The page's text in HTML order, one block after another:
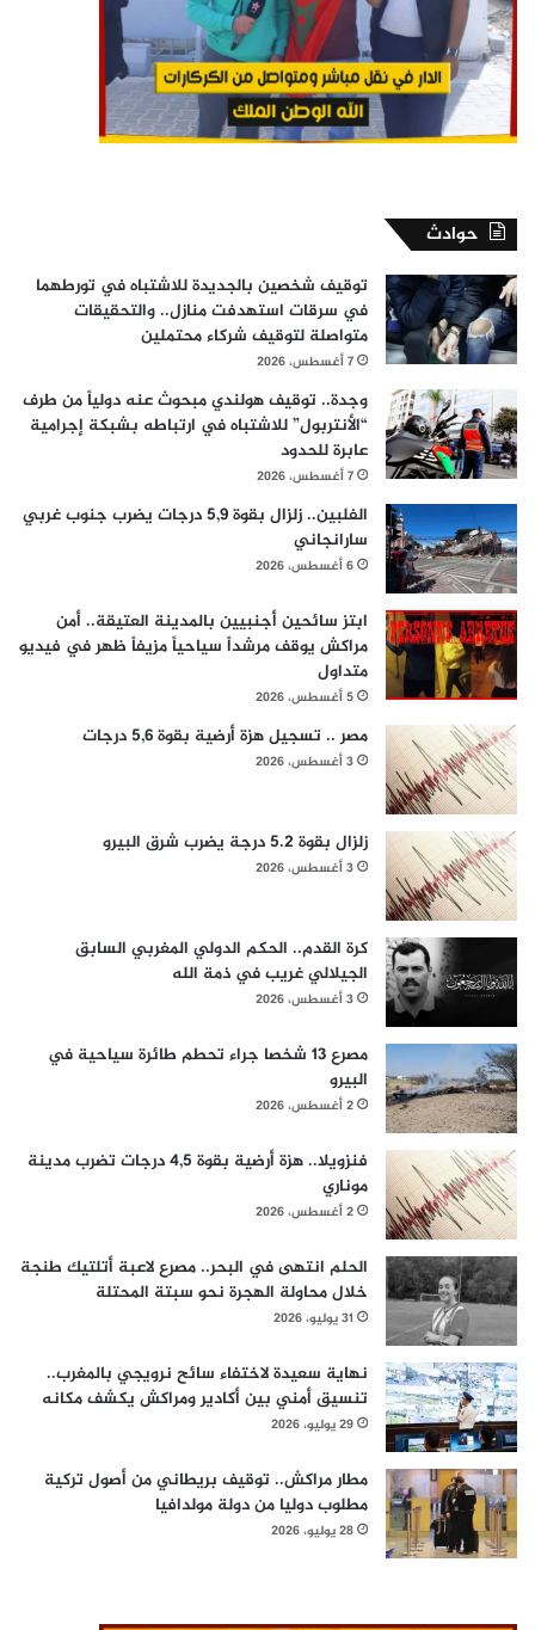
حوادث
توقيف شخصين بالجديدة للاشتباه في تورطهما
في سرقات استهدفت منازل.. والتحقيقات
متواصلة لتوقيف شركاء محتملين
7 أغسطس، 2026
وجدة.. توقيف هولندي مبحوث عنه دولياً من طرف
“الأنتربول” للاشتباه في ارتباطه بشبكة إجرامية
عابرة للحدود
7 أغسطس، 2026
الفلبين.. زلزال بقوة 5,9 درجات يضرب جنوب غربي
سارانجاني
6 أغسطس، 2026
ابتز سائحين أجنبيين بالمدينة العتيقة.. أمن
مراكش يوقف مرشداً سياحياً مزيفاً ظهر في فيديو
متداول
5 أغسطس، 2026
مصر .. تسجيل هزة أرضية بقوة 5,6 درجات
3 أغسطس، 2026
زلزال بقوة 5.2 درجة يضرب شرق البيرو
3 أغسطس، 2026
كرة القدم.. الحكم الدولي المغربي السابق
الجيلالي غريب في ذمة الله
3 أغسطس، 2026
مصرع 13 شخصا جراء تحطم طائرة سياحية في
البيرو
2 أغسطس، 2026
فنزويلا.. هزة أرضية بقوة 4,5 درجات تضرب مدينة
موناري
2 أغسطس، 2026
الحلم انتهى في البحر.. مصرع لاعبة أتلتيك طنجة
خلال محاولة الهجرة نحو سبتة المحتلة
31 يوليو، 2026
نهاية سعيدة لاختفاء سائح نرويجي بالمغرب..
تنسيق أمني بين أكادير ومراكش يكشف مكانه
29 يوليو، 2026
مطار مراكش.. توقيف بريطاني من أصول تركية
مطلوب دوليا من دولة مولدافيا
28 يوليو، 2026